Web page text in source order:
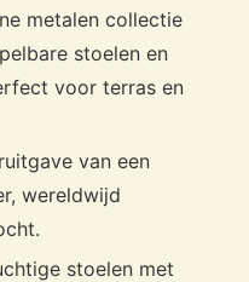
metalen collectie
stoelen en
voor terras en
van een
wereldwijd
stoelen met